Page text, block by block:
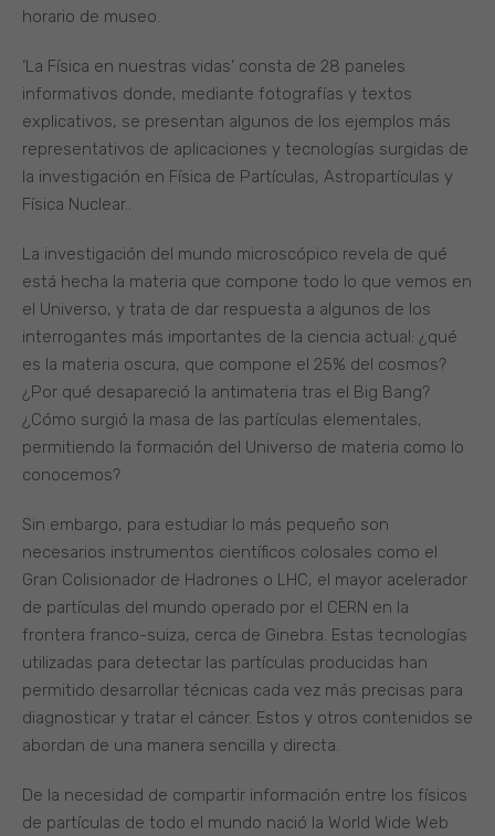
horario de museo.
‘La Física en nuestras vidas’ consta de 28 paneles
informativos donde, mediante fotografías y textos
explicativos, se presentan algunos de los ejemplos más
representativos de aplicaciones y tecnologías surgidas de
la investigación en Física de Partículas, Astropartículas y
Física Nuclear..
La investigación del mundo microscópico revela de qué
está hecha la materia que compone todo lo que vemos en
el Universo, y trata de dar respuesta a algunos de los
interrogantes más importantes de la ciencia actual: ¿qué
es la materia oscura, que compone el 25% del cosmos?
¿Por qué desapareció la antimateria tras el Big Bang?
¿Cómo surgió la masa de las partículas elementales,
permitiendo la formación del Universo de materia como lo
conocemos?
Sin embargo, para estudiar lo más pequeño son
necesarios instrumentos científicos colosales como el
Gran Colisionador de Hadrones o LHC, el mayor acelerador
de partículas del mundo operado por el CERN en la
frontera franco-suiza, cerca de Ginebra. Estas tecnologías
utilizadas para detectar las partículas producidas han
permitido desarrollar técnicas cada vez más precisas para
diagnosticar y tratar el cáncer. Estos y otros contenidos se
abordan de una manera sencilla y directa.
De la necesidad de compartir información entre los físicos
de partículas de todo el mundo nació la World Wide Web